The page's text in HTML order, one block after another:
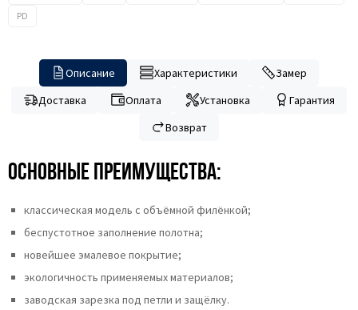
PD
Описание Характеристики
Замер
Доставка
Оплата Установка
Гарантия
Возврат
Основные преимущества:
классическая модель с объёмной филёнкой;
беспустотное заполнение полотна;
новейшее эмалевое покрытие;
экологичность применяемых материалов;
заводская зарезка под петли и защёлку.